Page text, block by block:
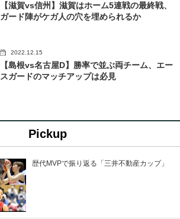
【滋賀vs信州】滋賀はホーム5連戦の最終戦、
ガード陣がケガ人の穴を埋められるか
2022.12.15
【島根vs名古屋D】勝率で並ぶ両チーム、エー
スガードのマッチアップは必見
Pickup
歴代MVPで振り返る「三井不動産カップ」